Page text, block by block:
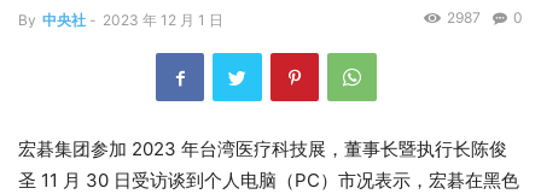
By 中央社 - 2023 年 12 月 1 日 0
2987
宏碁集团参加 2023 年台湾医疗科技展，董事长暨执行长陈俊
圣 11 月 30 日受访谈到个人电脑（PC）市况表示，宏碁在黑色